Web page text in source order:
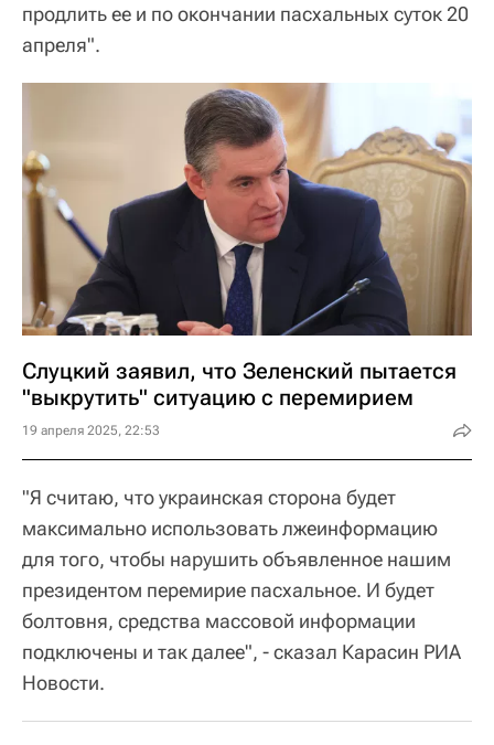
продлить ее и по окончании пасхальных суток 20
апреля".
Слуцкий заявил, что Зеленский пытается
"выкрутить" ситуацию с перемирием
19 апреля 2025, 22:53
"Я считаю, что украинская сторона будет
максимально использовать лжеинформацию
для того, чтобы нарушить объявленное нашим
президентом перемирие пасхальное. И будет
болтовня, средства массовой информации
подключены и так далее", - сказал Карасин РИА
Новости.